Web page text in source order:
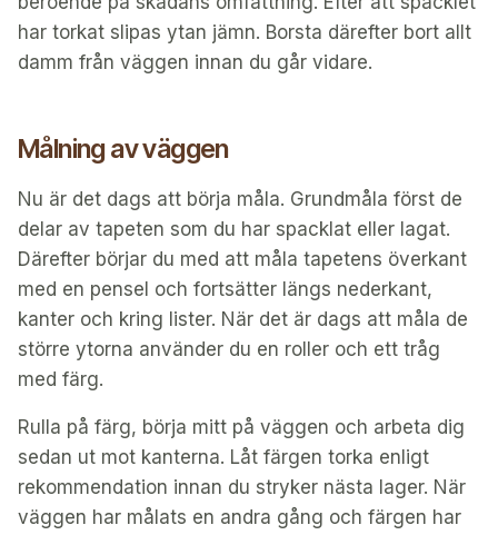
har torkat slipas ytan jämn. Borsta därefter bort allt
damm från väggen innan du går vidare.
Målning av väggen
Nu är det dags att börja måla. Grundmåla först de
delar av tapeten som du har spacklat eller lagat.
Därefter börjar du med att måla tapetens överkant
med en pensel och fortsätter längs nederkant,
kanter och kring lister. När det är dags att måla de
större ytorna använder du en roller och ett tråg
med färg.
Rulla på färg, börja mitt på väggen och arbeta dig
sedan ut mot kanterna. Låt färgen torka enligt
rekommendation innan du stryker nästa lager. När
väggen har målats en andra gång och färgen har